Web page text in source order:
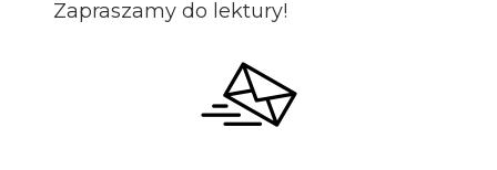
Zapraszamy do lektury!